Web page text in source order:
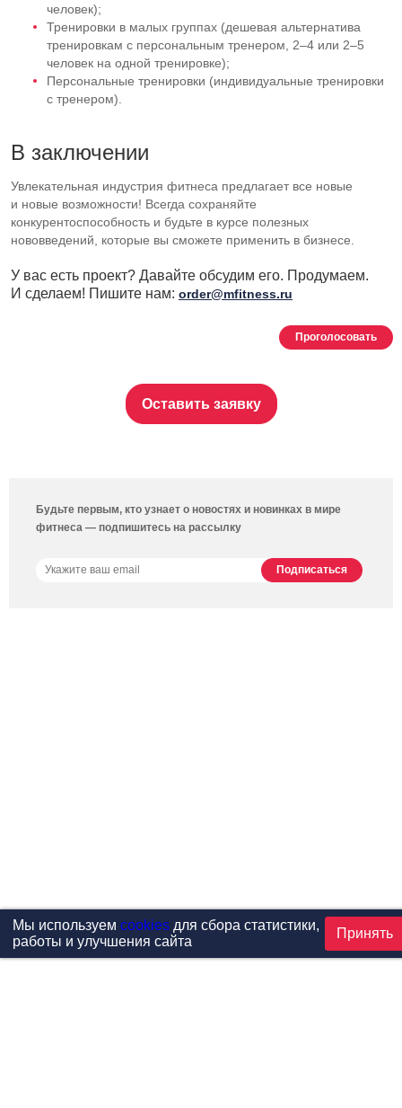
человек);
Тренировки в малых группах (дешевая альтернатива
тренировкам с персональным тренером, 2–4 или 2–5
человек на одной тренировке);
Персональные тренировки (индивидуальные тренировки
с тренером).
В заключении
Увлекательная индустрия фитнеса предлагает все новые
и новые возможности! Всегда сохраняйте
конкурентоспособность и будьте в курсе полезных
нововведений, которые вы сможете применить в бизнесе.
У вас есть проект? Давайте обсудим его. Продумаем.
И сделаем! Пишите нам: order@mfitness.ru
Проголосовать
Оставить заявку
Будьте первым, кто узнает о новостях и новинках в мире
фитнеса — подпишитесь на рассылку
Мы используем cookiesдля сбора статистики,
работы и улучшения сайта
Принять